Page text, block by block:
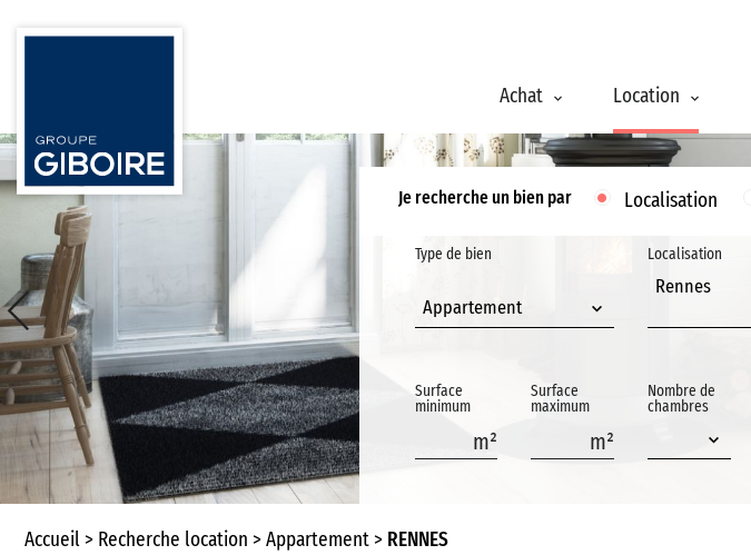
Achat Location
Je recherche un bien par Localisation
Type de bien
Appartement
Localisation
Rennes
Surface
minimum
Surface
maximum
Nombre de
chambres
Accueil Recherche location Appartement RENNES